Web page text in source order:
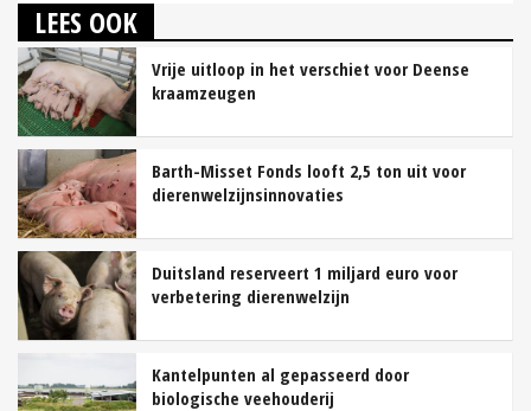
LEES OOK
Vrije uitloop in het verschiet voor Deense
kraamzeugen
Barth-Misset Fonds looft 2,5 ton uit voor
dierenwelzijnsinnovaties
Duitsland reserveert 1 miljard euro voor
verbetering dierenwelzijn
Kantelpunten al gepasseerd door
biologische veehouderij